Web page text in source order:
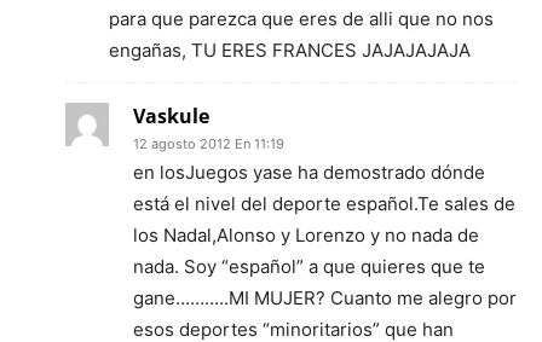
para que parezca que eres de alli que no nos
engañas, TU ERES FRANCES JAJAJAJAJA
Vaskule
12 agosto 2012 En 11:19
en losJuegos yase ha demostrado dónde
está el nivel del deporte español.Te sales de
los Nadal,Alonso y Lorenzo y no nada de
nada. Soy “español” a que quieres que te
gane………..MI MUJER? Cuanto me alegro por
esos deportes “minoritarios” que han